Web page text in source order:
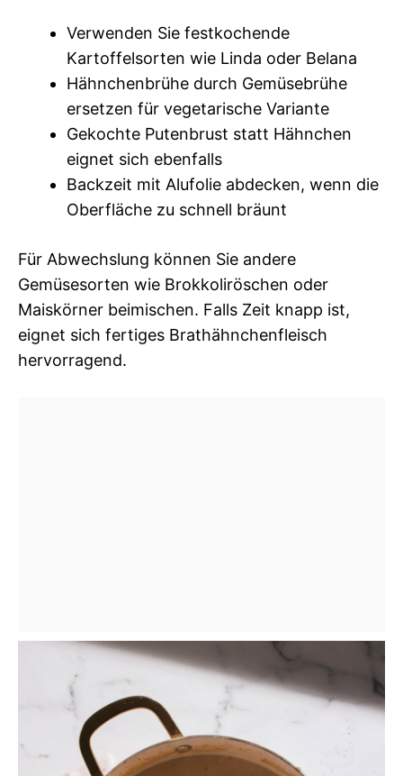
Verwenden Sie festkochende
Kartoffelsorten wie Linda oder Belana
Hähnchenbrühe durch Gemüsebrühe
ersetzen für vegetarische Variante
Gekochte Putenbrust statt Hähnchen
eignet sich ebenfalls
Backzeit mit Alufolie abdecken, wenn die
Oberfläche zu schnell bräunt
Für Abwechslung können Sie andere
Gemüsesorten wie Brokkoliröschen oder
Maiskörner beimischen. Falls Zeit knapp ist,
eignet sich fertiges Brathähnchenfleisch
hervorragend.